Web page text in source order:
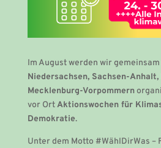
Im August werden wir
Niedersachsen, Sachsen-
Mecklenburg-Vorpommern
vor OrtAktionswochen für
Demokratie.
Unter dem Motto #WählDirWas –